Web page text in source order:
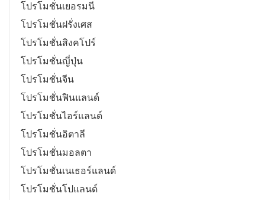
โปรโมชั่นเยอรมนี
โปรโมชั่นฝรั่งเศส
โปรโมชั่นสิงคโปร์
โปรโมชั่นญี่ปุ่น
โปรโมชั่นจีน
โปรโมชั่นฟินแลนด์
โปรโมชั่นไอร์แลนด์
โปรโมชั่นอิตาลี
โปรโมชั่นมอลตา
โปรโมชั่นเนเธอร์แลนด์
โปรโมชั่นโปแลนด์